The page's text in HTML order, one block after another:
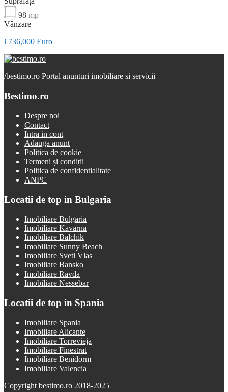
98 mp
Vânzare
€736,000 Euro
/bestimo.ro Portal anunturi imobiliare si servicii
Bestimo.ro
Despre noi
Contact
Intra in cont
Adauga anunt
Politica de cookie
Termeni și condiții
Politica de confidentialitate
ANPC
Locatii de top in Bulgaria
Imobiliare Bulgaria
Imobiliare Kavarna
Imobiliare Balchik
Imobiliare Sunny Beach
Imobiliare Sveti Vlas
Imobiliare Bansko
Imobiliare Ravda
Imobiliare Nessebar
Locatii de top in Spania
Imobiliare Spania
Imobiliare Alicante
Imobiliare Torrevieja
Imobiliare Finestrat
Imobiliare Benidorm
Imobiliare Valencia
Copyright bestimo.ro 2018-2025